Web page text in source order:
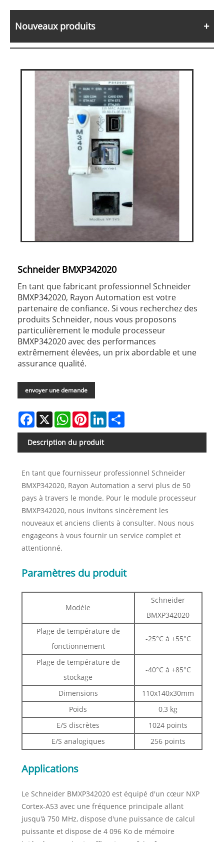
Nouveaux produits
Schneider BMXP342020
En tant que fabricant professionnel Schneider
BMXP342020, Rayon Automation est votre
partenaire de confiance. Si vous recherchez des
produits Schneider, nous vous proposons
particulièrement le module processeur
BMXP342020 avec des performances
extrêmement élevées, un prix abordable et une
assurance qualité.
envoyer une demande
Facebook
X WhatsAppPinterestLinkedIn
Description du produit
En tant que fournisseur professionnel Schneider
BMXP342020, Rayon Automation a servi plus de 50
pays à travers le monde. Pour le module processeur
BMXP342020, nous invitons sincèrement les
nouveaux et anciens clients à consulter. Nous nous
engageons à vous fournir un service complet et
attentionné.
Paramètres du produit
Modèle
Schneider
BMXP342020
Plage de température de
fonctionnement
-25°C à +55°C
Plage de température de
stockage
-40°C à +85°C
Dimensions
110x140x30mm
Poids
0,3 kg
E/S discrètes
1024 points
E/S analogiques
256 points
Applications
Le Schneider BMXP342020 est équipé d'un cœur NXP
Cortex-A53 avec une fréquence principale allant
jusqu'à 750 MHz, dispose d'une puissance de calcul
puissante et dispose de 4 096 Ko de mémoire